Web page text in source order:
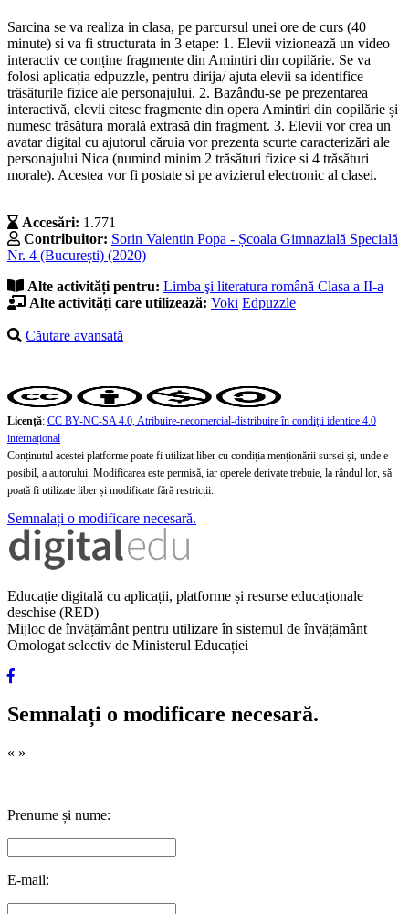
Sarcina se va realiza in clasa, pe parcursul unei ore de curs (40
minute) si va fi structurata in 3 etape: 1. Elevii vizionează un video
interactiv ce conține fragmente din Amintiri din copilărie. Se va
folosi aplicația edpuzzle, pentru dirija/ ajuta elevii sa identifice
trăsăturile fizice ale personajului. 2. Bazându-se pe prezentarea
interactivă, elevii citesc fragmente din opera Amintiri din copilărie și
numesc trăsătura morală extrasă din fragment. 3. Elevii vor crea un
avatar digital cu ajutorul căruia vor prezenta scurte caracterizări ale
personajului Nica (numind minim 2 trăsături fizice si 4 trăsături
morale). Acestea vor fi postate si pe avizierul electronic al clasei.
Accesări: 1.771
Contribuitor: Sorin Valentin Popa - Școala Gimnazială Specială
Nr. 4 (București) (2020)
Alte activități pentru: Limba şi literatura română Clasa a II-a
Alte activități care utilizează: Voki Edpuzzle
Căutare avansată
Licență: CC BY-NC-SA 4.0, Atribuire-necomercial-distribuire în condiţii identice 4.0
internațional
Conținutul acestei platforme poate fi utilizat liber cu condiția menționării sursei și, unde e
posibil, a autorului. Modificarea este permisă, iar operele derivate trebuie, la rândul lor, să
poată fi utilizate liber și modificate fără restricții.
Semnalați o modificare necesară.
Educație digitală cu aplicații, platforme și resurse educaționale
deschise (RED)
Mijloc de învățământ pentru utilizare în sistemul de învățământ
Omologat selectiv de Ministerul Educației
Semnalați o modificare necesară.
« »
Prenume și nume:
E-mail: